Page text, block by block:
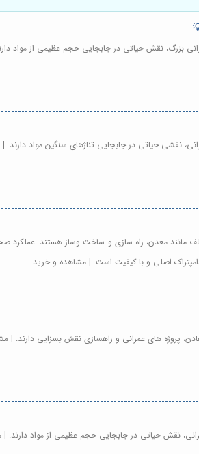
بزرگ، نقش حیاتی در جابجایی حجم عظیمی از مواد
نقشی حیاتی در جابجایی تناژهای سنگین مواد
مانند معدن، راه سازی و ساخت وساز هستند.
دامپتراک اصلی و با کیفیت است. | مشاهده و خرید
پروژه های عمرانی و راهسازی نقش بسزایی دارند. |
نقش حیاتی در جابجایی حجم عظیمی از مواد دارند.